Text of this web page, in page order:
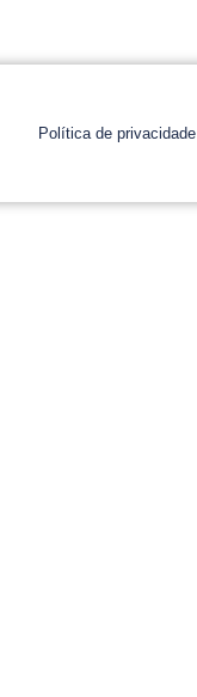
Política de privacidade